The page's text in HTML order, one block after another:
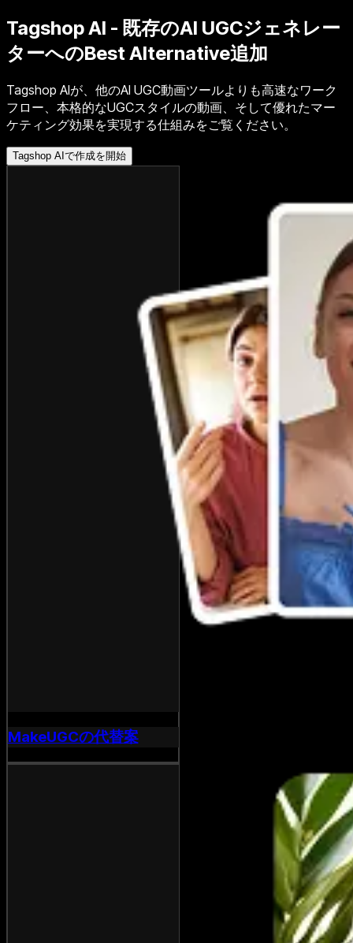
Tagshop AI - 既存のAI UGCジェネレー
ターへのBest Alternative追加
Tagshop AIが、他のAI UGC動画ツールよりも高速なワーク
フロー、本格的なUGCスタイルの動画、そして優れたマー
ケティング効果を実現する仕組みをご覧ください。
Tagshop AIで作成を開始
MakeUGCの代替案